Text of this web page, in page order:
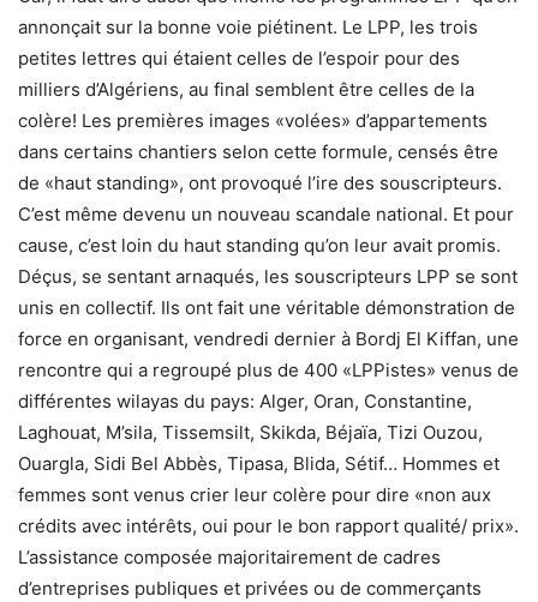
annonçait sur la bonne voie piétinent. Le LPP, les trois
petites lettres qui étaient celles de l’espoir pour des
milliers d’Algériens, au final semblent être celles de la
colère! Les premières images «volées» d’appartements
dans certains chantiers selon cette formule, censés être
de «haut standing», ont provoqué l’ire des souscripteurs.
C’est même devenu un nouveau scandale national. Et pour
cause, c’est loin du haut standing qu’on leur avait promis.
Déçus, se sentant arnaqués, les souscripteurs LPP se sont
unis en collectif. Ils ont fait une véritable démonstration de
force en organisant, vendredi dernier à Bordj El Kiffan, une
rencontre qui a regroupé plus de 400 «LPPistes» venus de
différentes wilayas du pays: Alger, Oran, Constantine,
Laghouat, M’sila, Tissemsilt, Skikda, Béjaïa, Tizi Ouzou,
Ouargla, Sidi Bel Abbès, Tipasa, Blida, Sétif… Hommes et
femmes sont venus crier leur colère pour dire «non aux
crédits avec intérêts, oui pour le bon rapport qualité/ prix».
L’assistance composée majoritairement de cadres
d’entreprises publiques et privées ou de commerçants